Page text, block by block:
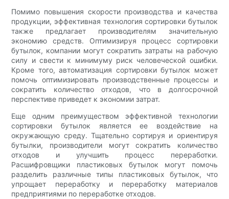
Помимо повышения скорости производства и качества
продукции, эффективная технология сортировки бутылок
также предлагает производителям значительную
экономию средств. Оптимизируя процесс сортировки
бутылок, компании могут сократить затраты на рабочую
силу и свести к минимуму риск человеческой ошибки.
Кроме того, автоматизация сортировки бутылок может
помочь оптимизировать производственные процессы и
сократить количество отходов, что в долгосрочной
перспективе приведет к экономии затрат.
Еще одним преимуществом эффективной технологии
сортировки бутылок является ее воздействие на
окружающую среду. Тщательно сортируя и ориентируя
бутылки, производители могут сократить количество
отходов и улучшить процесс переработки.
Расшифровщики пластиковых бутылок могут помочь
разделить различные типы пластиковых бутылок, что
упрощает переработку и переработку материалов
предприятиями по переработке отходов.